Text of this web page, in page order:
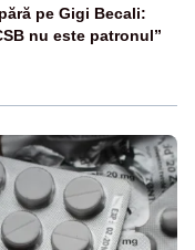
pe Gigi Becali:
nu este patronul”